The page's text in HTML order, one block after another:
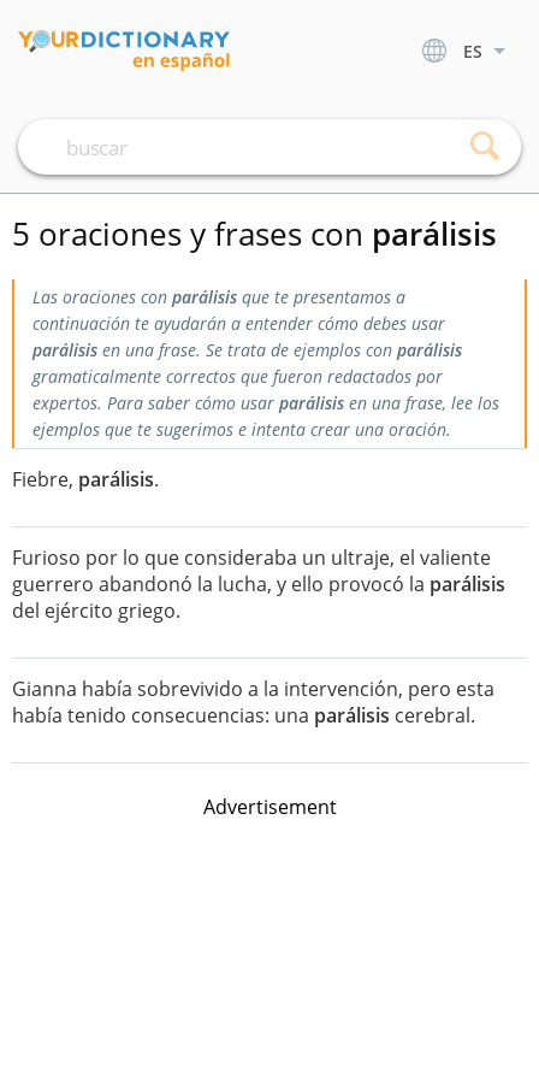
ES
5 oraciones y frases con parálisis
Las oraciones con parálisis que te presentamos a
continuación te ayudarán a entender cómo debes usar
parálisis en una frase. Se trata de ejemplos con parálisis
gramaticalmente correctos que fueron redactados por
expertos. Para saber cómo usar parálisis en una frase, lee los
ejemplos que te sugerimos e intenta crear una oración.
Fiebre, parálisis.
Furioso por lo que consideraba un ultraje, el valiente
guerrero abandonó la lucha, y ello provocó la parálisis
del ejército griego.
Gianna había sobrevivido a la intervención, pero esta
había tenido consecuencias: una parálisis cerebral.
Advertisement